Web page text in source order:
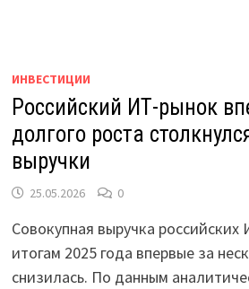
ИНВЕСТИЦИИ
Российский ИТ-рынок
долгого роста
выручки
25.05.2026 0
Совокупная выручка
итогам 2025 года впервые за
снизилась. По данным